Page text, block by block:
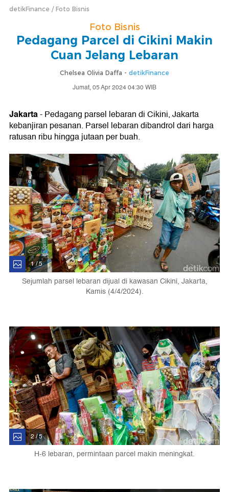
detikFinance Foto Bisnis
Foto Bisnis
Pedagang Parcel di Cikini Makin
Cuan Jelang Lebaran
Chelsea Olivia Daffa - detikFinance
Jumat, 05 Apr 2024 04:30 WIB
Jakarta- Pedagang parsel lebaran di Cikini, Jakarta
kebanjiran pesanan. Parsel lebaran dibandrol dari harga
ratusan ribu hingga jutaan per buah.
1 / 5
Sejumlah parsel lebaran dijual di kawasan Cikini, Jakarta,
Kamis (4/4/2024).
2 / 5
H-6 lebaran, permintaan parcel makin meningkat.